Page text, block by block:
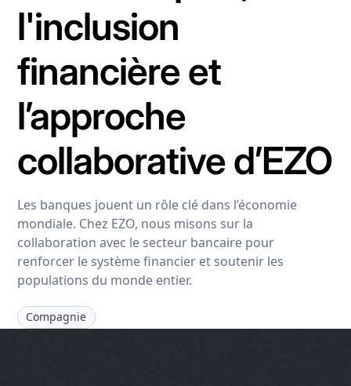
l'inclusion
financière et
l’approche
collaborative d’EZO
Les banques jouent un rôle clé dans l’économie
mondiale. Chez EZO, nous misons sur la
collaboration avec le secteur bancaire pour
renforcer le système financier et soutenir les
populations du monde entier.
Compagnie